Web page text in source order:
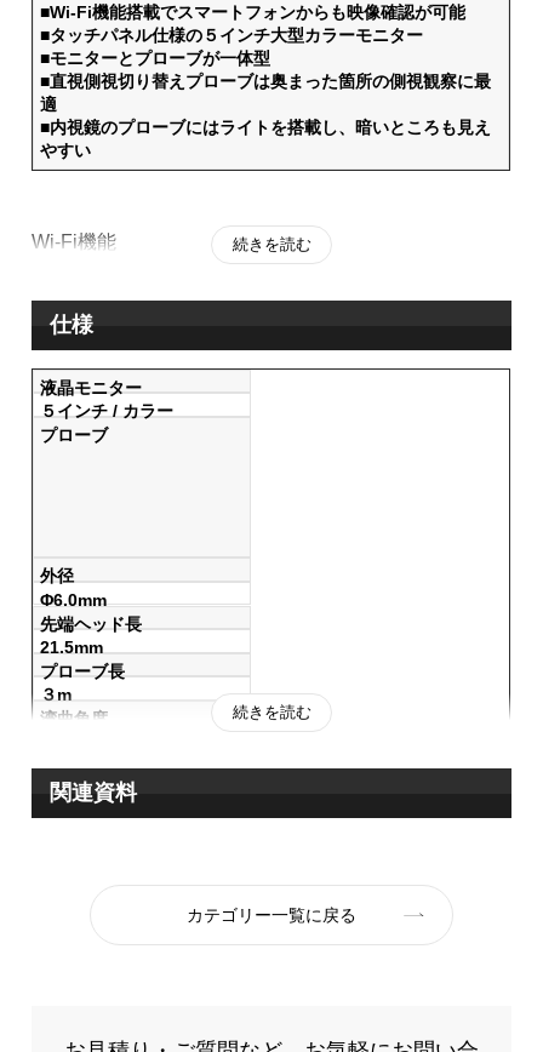
■Wi-Fi機能搭載でスマートフォンからも映像確認が可能
■タッチパネル仕様の５インチ大型カラーモニター
■モニターとプローブが一体型
■直視側視切り替えプローブは奥まった箇所の側視観察に最
適
■内視鏡のプローブにはライトを搭載し、暗いところも見え
やすい
Wi-Fi機能
■Wi-Fi機能によりスマートフォンに映像出力可能（無料アプ
用途
■配管内の検査
■機械、建築物、構造物の内部確認など
続きを読む
仕様
液晶モニター
５インチ / カラー
プローブ
外径
Φ6.0mm
先端ヘッド長
21.5mm
プローブ長
３m
湾曲角度
ステンレス
プローブ材質
2,560×1,440
使用温湿度範囲
続きを読む
関連資料
カテゴリー一覧に戻る